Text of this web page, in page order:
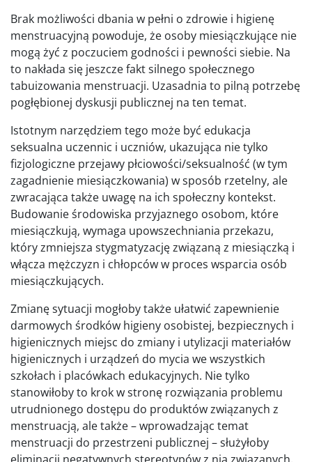
Brak możliwości dbania w pełni o zdrowie i higienę
menstruacyjną powoduje, że osoby miesiączkujące nie
mogą żyć z poczuciem godności i pewności siebie. Na
to nakłada się jeszcze fakt silnego społecznego
tabuizowania menstruacji. Uzasadnia to pilną potrzebę
pogłębionej dyskusji publicznej na ten temat.
Istotnym narzędziem tego może być edukacja
seksualna uczennic i uczniów, ukazująca nie tylko
fizjologiczne przejawy płciowości/seksualność (w tym
zagadnienie miesiączkowania) w sposób rzetelny, ale
zwracająca także uwagę na ich społeczny kontekst.
Budowanie środowiska przyjaznego osobom, które
miesiączkują, wymaga upowszechniania przekazu,
który zmniejsza stygmatyzację związaną z miesiączką i
włącza mężczyzn i chłopców w proces wsparcia osób
miesiączkujących.
Zmianę sytuacji mogłoby także ułatwić zapewnienie
darmowych środków higieny osobistej, bezpiecznych i
higienicznych miejsc do zmiany i utylizacji materiałów
higienicznych i urządzeń do mycia we wszystkich
szkołach i placówkach edukacyjnych. Nie tylko
stanowiłoby to krok w stronę rozwiązania problemu
utrudnionego dostępu do produktów związanych z
menstruacją, ale także – wprowadzając temat
menstruacji do przestrzeni publicznej – służyłoby